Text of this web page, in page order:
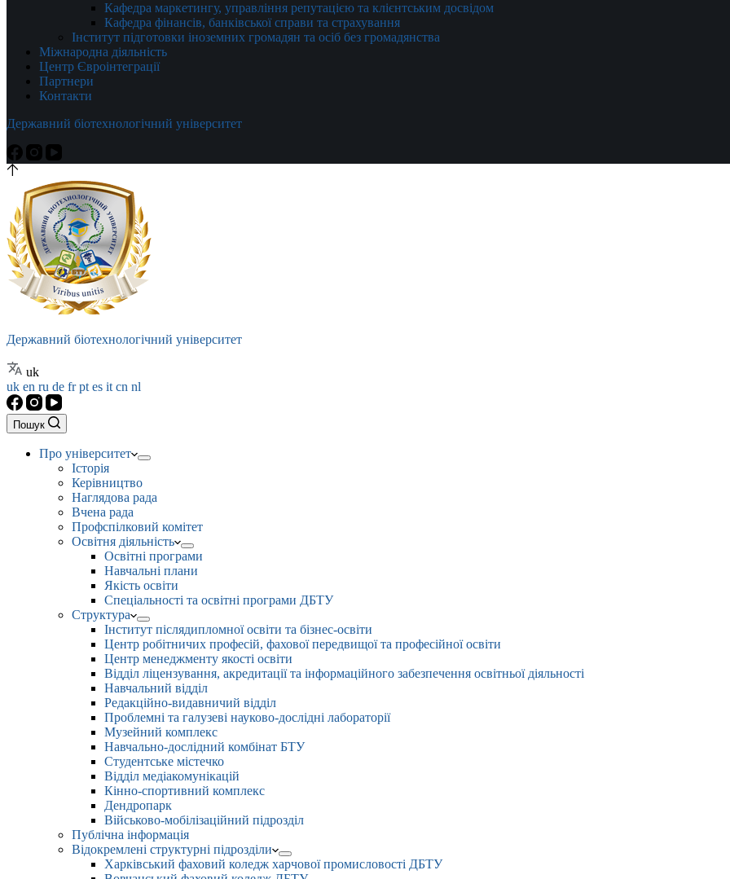
Кафедра маркетингу, управління репутацією та клієнтським досвідом
Кафедра фінансів, банківської справи та страхування
Інститут підготовки іноземних громадян та осіб без громадянства
Міжнародна діяльність
Центр Євроінтеграції
Партнери
Контакти
Державний біотехнологічний університет
Державний біотехнологічний університет
uk
uk en ru de frpt es it cn nl
Пошук
Про університет
Історія
Керівництво
Наглядова рада
Вчена рада
Профспілковий комітет
Освітня діяльність
Освітні програми
Навчальні плани
Якість освіти
Спеціальності та освітні програми ДБТУ
Структура
Інститут післядипломної освіти та бізнес-освіти
Центр робітничих професій, фахової передвищої та професійної освіти
Центр менеджменту якості освіти
Відділ ліцензування, акредитації та інформаційного забезпечення освітньої діяльності
Навчальний відділ
Редакційно-видавничий відділ
Проблемні та галузеві науково-дослідні лабораторії
Музейний комплекс
Навчально-дослідний комбінат БТУ
Студентське містечко
Відділ медіакомунікацій
Кінно-спортивний комплекс
Дендропарк
Військово-мобілізаційний підрозділ
Публічна інформація
Відокремлені структурні підрозділи
Харківський фаховий коледж харчової промисловості ДБТУ